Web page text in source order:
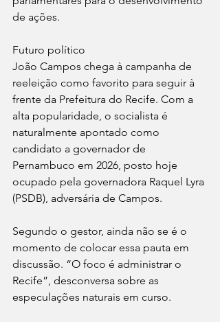
de ações.
Futuro político
João Campos chega à campanha de
reeleição como favorito para seguir à
frente da Prefeitura do Recife. Com a
alta popularidade, o socialista é
naturalmente apontado como
candidato a governador de
Pernambuco em 2026, posto hoje
ocupado pela governadora Raquel Lyra
(PSDB), adversária de Campos.
Segundo o gestor, ainda não se é o
momento de colocar essa pauta em
discussão. “O foco é administrar o
Recife”, desconversa sobre as
especulações naturais em curso.